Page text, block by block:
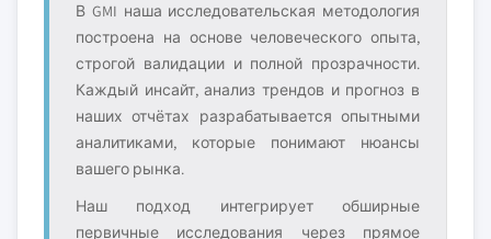
В GMI наша исследовательская методология
построена на основе человеческого опыта,
строгой валидации и полной прозрачности.
Каждый инсайт, анализ трендов и прогноз в
наших отчётах разрабатывается опытными
аналитиками, которые понимают нюансы
вашего рынка.
Наш подход интегрирует обширные
первичные исследования через прямое